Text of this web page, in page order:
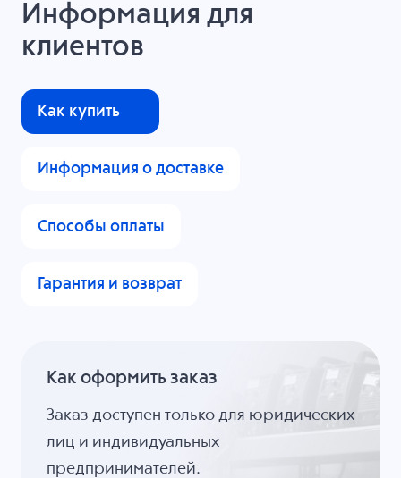
Информация для
клиентов
Как купить
Информация о доставке
Способы оплаты
Гарантия и возврат
Как оформить заказ
Заказ доступен только для юридических
лиц и индивидуальных
предпринимателей.